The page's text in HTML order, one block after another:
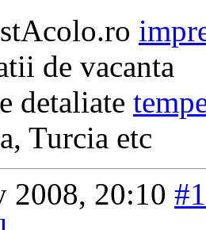
de vacanta
detaliate
Turcia etc
2008, 20:10